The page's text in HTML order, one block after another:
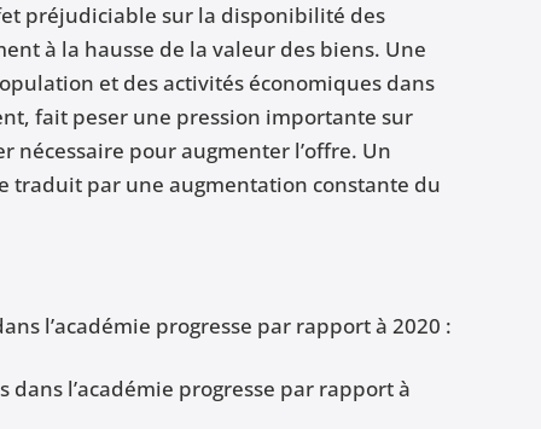
préjudiciable sur la disponibilité des
à la hausse de la valeur des biens. Une
et des activités économiques dans
fait peser une pression importante sur
nécessaire pour augmenter l’offre. Un
traduit par une augmentation constante du
l’académie progresse par rapport à 2020 :
l’académie progresse par rapport à